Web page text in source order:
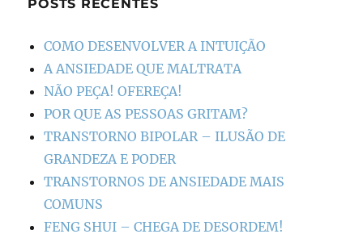
POSTS RECENTES
COMO DESENVOLVER A INTUIÇÃO
A ANSIEDADE QUE MALTRATA
NÃO PEÇA! OFEREÇA!
POR QUE AS PESSOAS GRITAM?
TRANSTORNO BIPOLAR – ILUSÃO DE
GRANDEZA E PODER
TRANSTORNOS DE ANSIEDADE MAIS
COMUNS
FENG SHUI – CHEGA DE DESORDEM!